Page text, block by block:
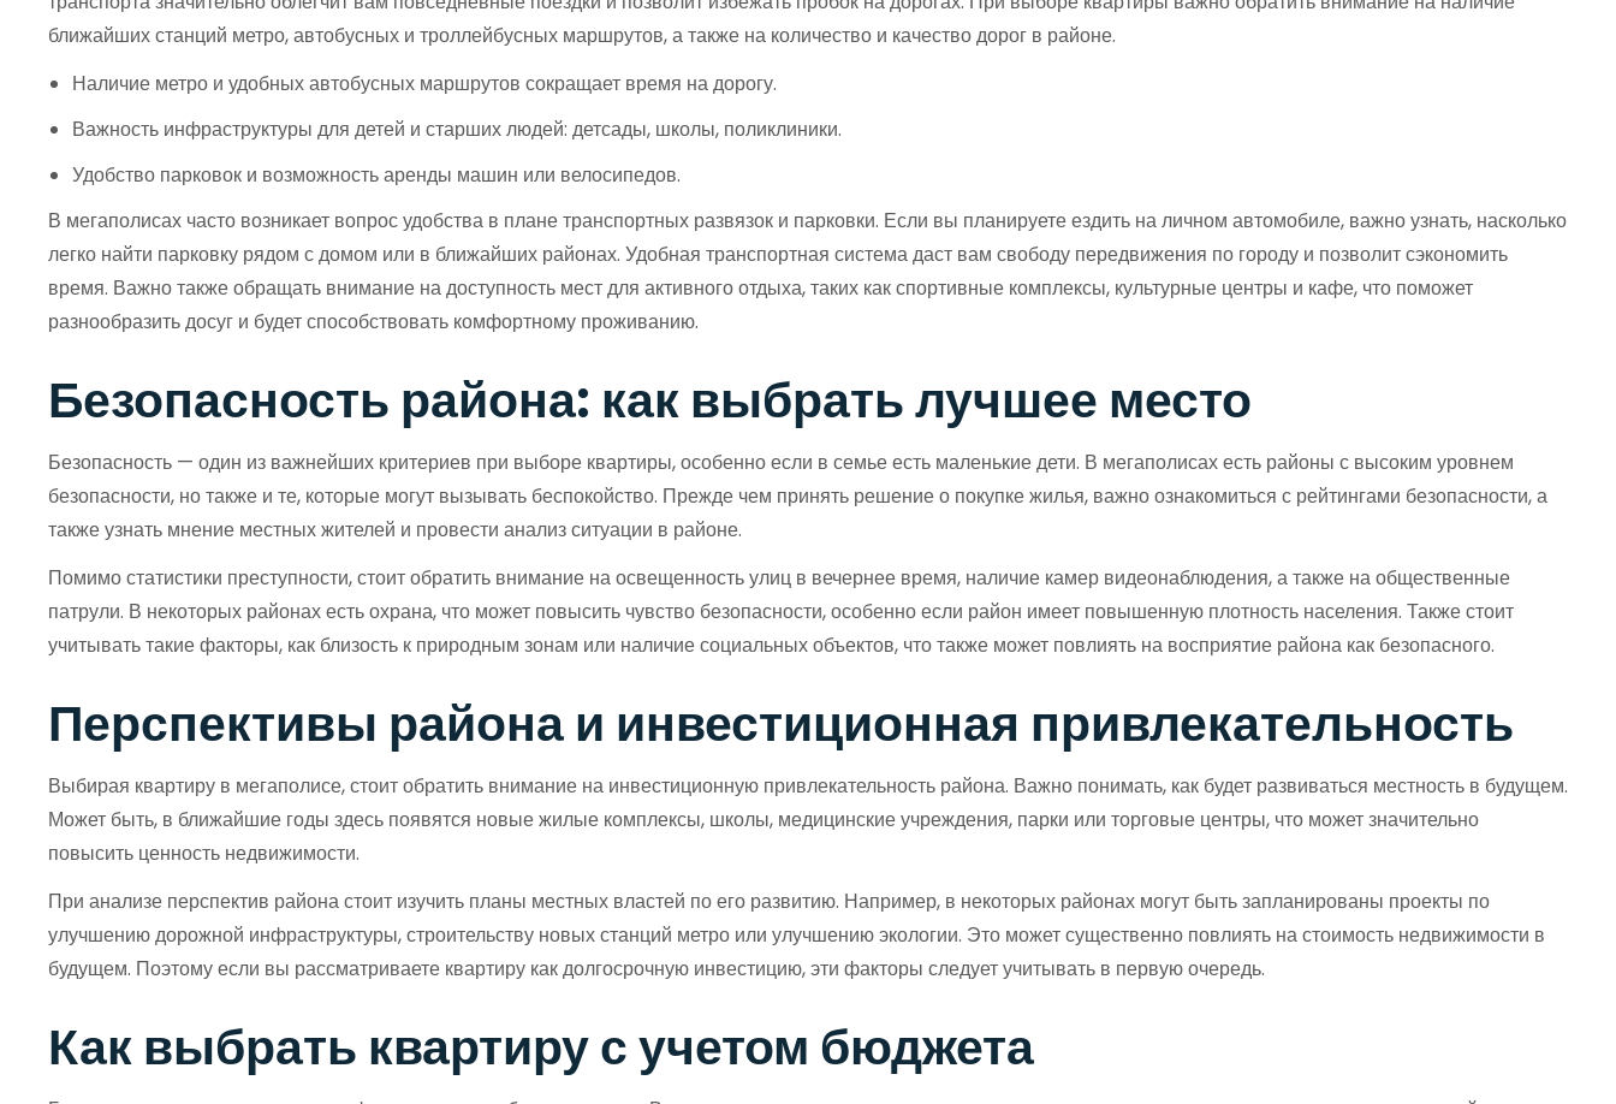
ближайших станций метро, автобусных и троллейбусных маршрутов, а также на количество и качество дорог в районе.
Наличие метро и удобных автобусных маршрутов сокращает время на дорогу.
Важность инфраструктуры для детей и старших людей: детсады, школы, поликлиники.
Удобство парковок и возможность аренды машин или велосипедов.
В мегаполисах часто возникает вопрос удобства в плане транспортных развязок и парковки. Если вы планируете ездить на личном автомобиле, важно узнать, насколько
легко найти парковку рядом с домом или в ближайших районах. Удобная транспортная система даст вам свободу передвижения по городу и позволит сэкономить
время. Важно также обращать внимание на доступность мест для активного отдыха, таких как спортивные комплексы, культурные центры и кафе, что поможет
разнообразить досуг и будет способствовать комфортному проживанию.
Безопасность района: как выбрать лучшее место
Безопасность — один из важнейших критериев при выборе квартиры, особенно если в семье есть маленькие дети. В мегаполисах есть районы с высоким уровнем
безопасности, но также и те, которые могут вызывать беспокойство. Прежде чем принять решение о покупке жилья, важно ознакомиться с рейтингами безопасности, а
также узнать мнение местных жителей и провести анализ ситуации в районе.
Помимо статистики преступности, стоит обратить внимание на освещенность улиц в вечернее время, наличие камер видеонаблюдения, а также на общественные
патрули. В некоторых районах есть охрана, что может повысить чувство безопасности, особенно если район имеет повышенную плотность населения. Также стоит
учитывать такие факторы, как близость к природным зонам или наличие социальных объектов, что также может повлиять на восприятие района как безопасного.
Перспективы района и инвестиционная привлекательность
Выбирая квартиру в мегаполисе, стоит обратить внимание на инвестиционную привлекательность района. Важно понимать, как будет развиваться местность в будущем.
Может быть, в ближайшие годы здесь появятся новые жилые комплексы, школы, медицинские учреждения, парки или торговые центры, что может значительно
повысить ценность недвижимости.
При анализе перспектив района стоит изучить планы местных властей по его развитию. Например, в некоторых районах могут быть запланированы проекты по
улучшению дорожной инфраструктуры, строительству новых станций метро или улучшению экологии. Это может существенно повлиять на стоимость недвижимости в
будущем. Поэтому если вы рассматриваете квартиру как долгосрочную инвестицию, эти факторы следует учитывать в первую очередь.
Как выбрать квартиру с учетом бюджета